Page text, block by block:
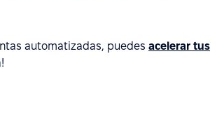
automatizadas, puedes acelerar tus